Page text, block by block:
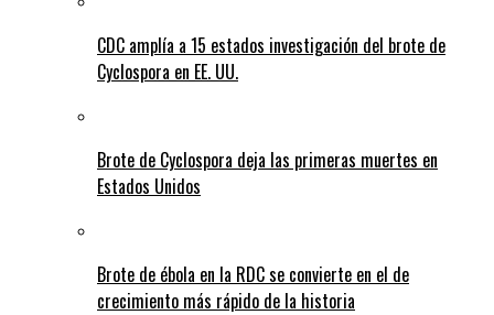
CDC amplía a 15 estados investigación del brote de
Cyclospora en EE. UU.
Brote de Cyclospora deja las primeras muertes en
Estados Unidos
Brote de ébola en la RDC se convierte en el de
crecimiento más rápido de la historia